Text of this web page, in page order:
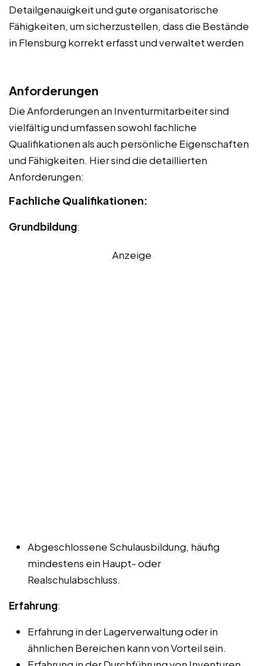
Detailgenauigkeit und gute organisatorische
Fähigkeiten, um sicherzustellen, dass die Bestände
in Flensburg korrekt erfasst und verwaltet werden
Anforderungen
Die Anforderungen an Inventurmitarbeiter sind
vielfältig und umfassen sowohl fachliche
Qualifikationen als auch persönliche Eigenschaften
und Fähigkeiten. Hier sind die detaillierten
Anforderungen:
Fachliche Qualifikationen:
Grundbildung:
Anzeige
Abgeschlossene Schulausbildung, häufig
mindestens ein Haupt- oder
Realschulabschluss.
Erfahrung:
Erfahrung in der Lagerverwaltung oder in
ähnlichen Bereichen kann von Vorteil sein.